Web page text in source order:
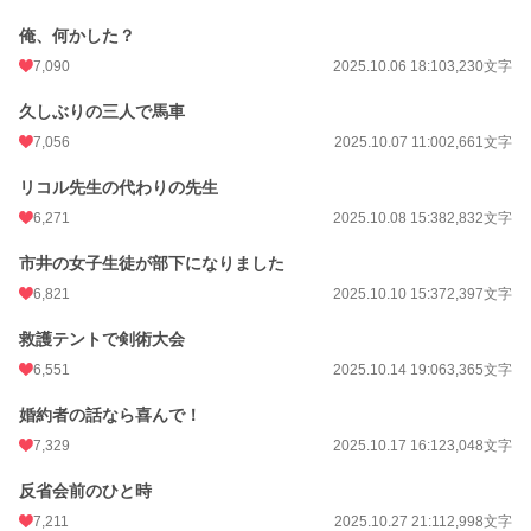
俺、何かした？
7,090 2025.10.06 18:103,230文字
久しぶりの三人で馬車
7,056 2025.10.07 11:002,661文字
リコル先生の代わりの先生
6,271 2025.10.08 15:382,832文字
市井の女子生徒が部下になりました
6,821 2025.10.10 15:372,397文字
救護テントで剣術大会
6,551 2025.10.14 19:063,365文字
婚約者の話なら喜んで！
7,329 2025.10.17 16:123,048文字
反省会前のひと時
7,211 2025.10.27 21:11 2,998文字